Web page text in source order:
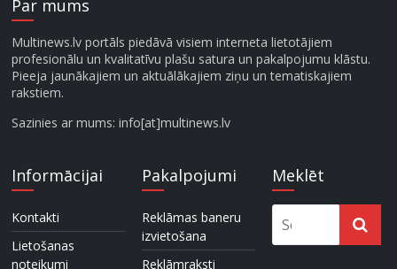
Par mums
Multinews.lv portāls piedāvā visiem interneta lietotājiem
profesionālu un kvalitatīvu plašu satura un pakalpojumu klāstu.
Pieeja jaunākajiem un aktuālākajiem ziņu un tematiskajiem
rakstiem.
Sazinies ar mums: info[at]multinews.lv
Informācijai
Kontakti
Lietošanas
noteikumi
Pakalpojumi
Reklāmas baneru
izvietošana
Reklāmraksti
Meklēt